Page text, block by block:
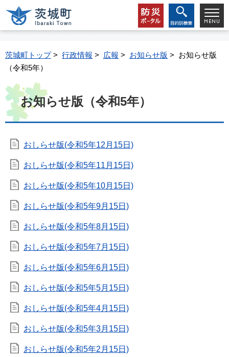
茨城町トップ> 行政情報 > 広報 > お知らせ版 > お知らせ版
（令和5年）
お知らせ版（令和5年）
おしらせ版(令和5年12月15日)
おしらせ版(令和5年11月15日)
おしらせ版(令和5年10月15日)
おしらせ版(令和5年9月15日)
おしらせ版(令和5年8月15日)
おしらせ版(令和5年7月15日)
おしらせ版(令和5年6月15日)
おしらせ版(令和5年5月15日)
おしらせ版(令和5年4月15日)
おしらせ版(令和5年3月15日)
おしらせ版(令和5年2月15日)